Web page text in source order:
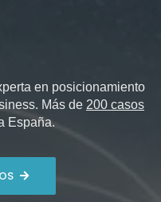
en posicionamiento
Más de 200 casos
España.